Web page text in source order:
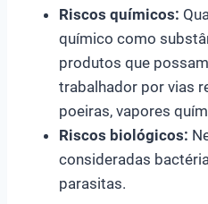
Riscos químicos:
químico como
produtos que
trabalhador por vias
poeiras, vapores
Riscos biológicos:
consideradas
parasitas.